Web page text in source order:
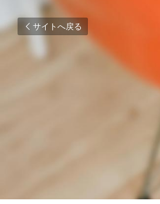
サイトへ戻る